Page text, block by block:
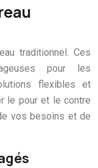
traditionnel. Ces
pour les
flexibles et
le pour et le contre
vos besoins et de